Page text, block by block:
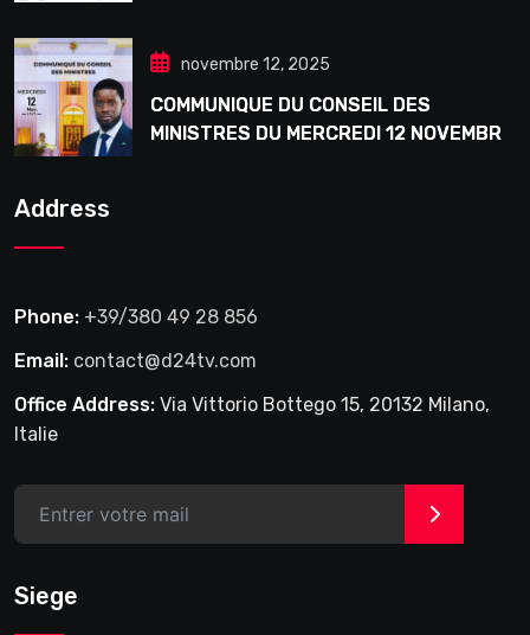
novembre 12, 2025
COMMUNIQUE DU CONSEIL DES
MINISTRES DU MERCREDI 12 NOVEMBRE
Address
Phone: +39/380 49 28 856
Email: contact@d24tv.com
Office Address: Via Vittorio Bottego 15, 20132 Milano,
Italie
>
Siege